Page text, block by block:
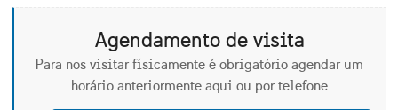
Agendamento de visita
Para nos visitar físicamente é obrigatório agendar um
horário anteriormente aqui ou por telefone